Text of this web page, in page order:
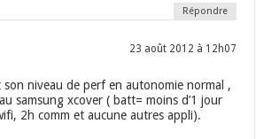
Répondre
23 août 2012 à 12h07
son niveau de perf en autonomie normal ,
samsung xcover ( batt= moins d’1 jour
2h comm et aucune autres appli).